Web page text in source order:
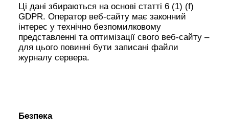
Ці дані збираються на основі статті 6 (1) (f)
GDPR. Оператор веб-сайту має законний
інтерес у технічно безпомилковому
представленні та оптимізації свого веб-сайту –
для цього повинні бути записані файли
журналу сервера.
Безпека